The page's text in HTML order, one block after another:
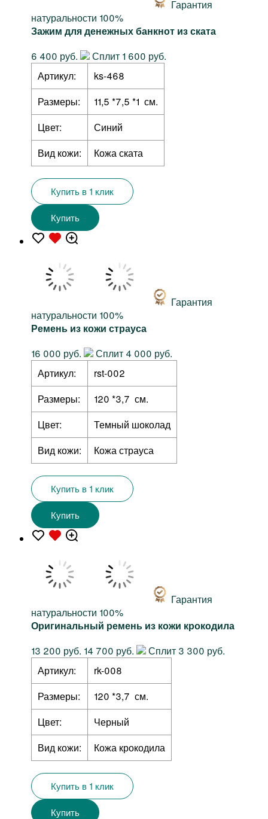
Гарантия
натуральности 100%
Зажим для денежных банкнот из ската
6 400 руб.
Сплит 1 600 руб.
Артикул:
ks-468
Размеры:
11,5 *7,5 *1 см.
Цвет:
Синий
Вид кожи:
Кожа ската
Купить в 1 клик
Купить
Гарантия
натуральности 100%
Ремень из кожи страуса
16 000 руб.
Сплит 4 000 руб.
Артикул:
rst-002
Размеры:
120 *3,7 см.
Цвет:
Темный шоколад
Вид кожи:
Кожа страуса
Купить в 1 клик
Купить
Гарантия
натуральности 100%
Оригинальный ремень из кожи крокодила
13 200 руб. 14 700 руб.
Сплит 3 300 руб.
Артикул:
rk-008
Размеры:
120 *3,7 см.
Цвет:
Черный
Вид кожи:
Кожа крокодила
Купить в 1 клик
Купить